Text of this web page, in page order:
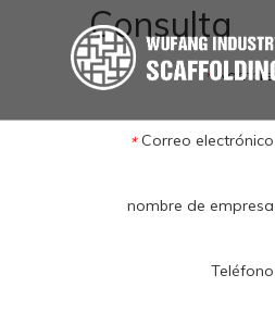
Consulta
* Nombre
* Correo electrónico
nombre de empresa
Teléfono